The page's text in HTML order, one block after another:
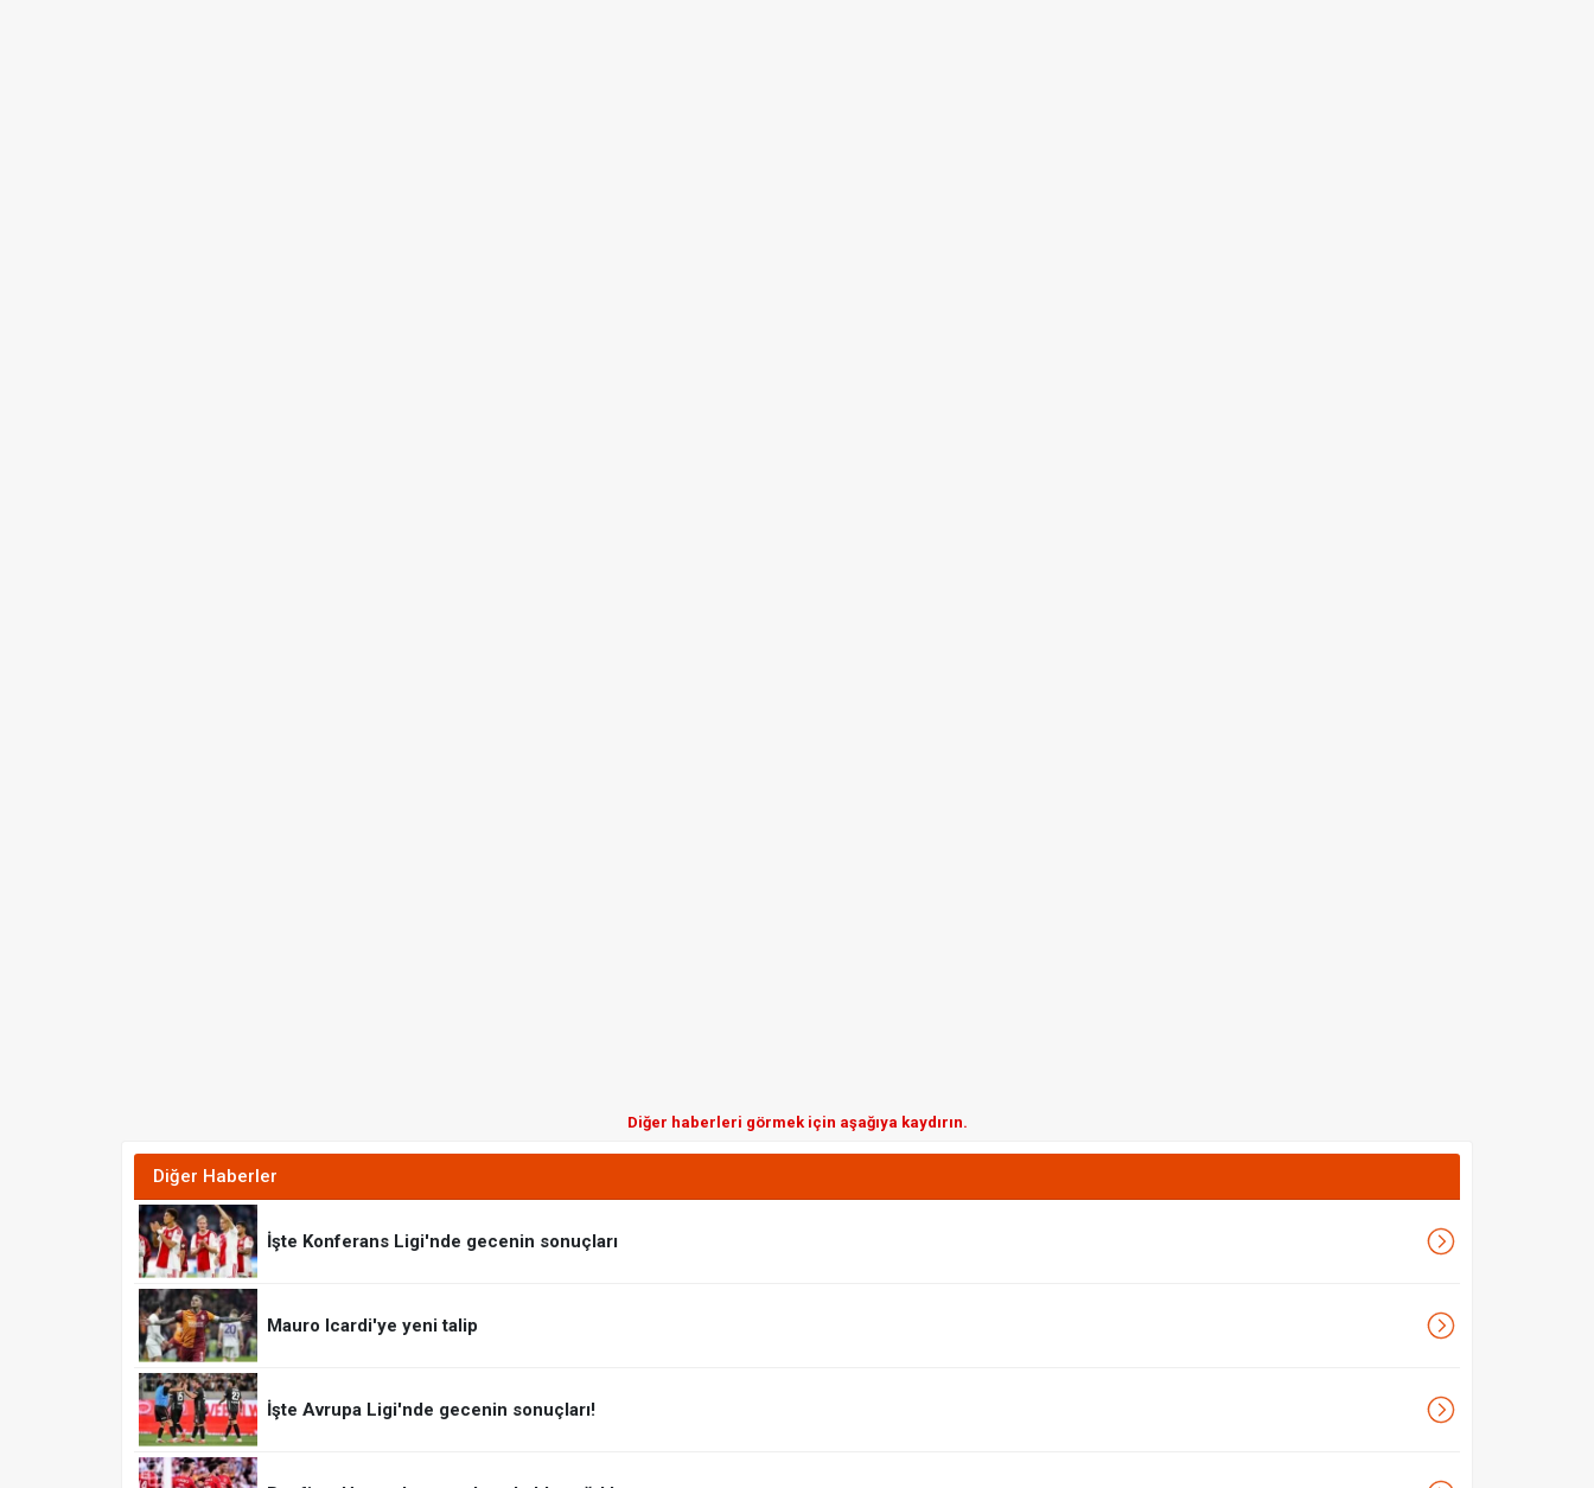
Diğer haberleri görmek için aşağıya kaydırın.
Diğer Haberler
İşte Konferans Ligi'nde gecenin sonuçları
Mauro Icardi'ye yeni talip
İşte Avrupa Ligi'nde gecenin sonuçları!